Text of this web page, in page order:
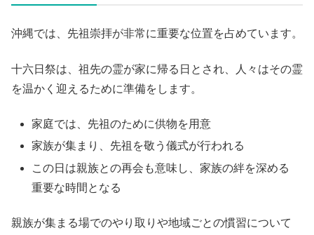
沖縄では、先祖崇拝が非常に重要な位置を占めています。
十六日祭は、祖先の霊が家に帰る日とされ、人々はその霊
を温かく迎えるために準備をします。
家庭では、先祖のために供物を用意
家族が集まり、先祖を敬う儀式が行われる
この日は親族との再会も意味し、家族の絆を深める
重要な時間となる
親族が集まる場でのやり取りや地域ごとの慣習について